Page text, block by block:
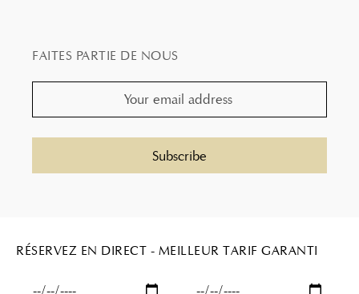
FAITES PARTIE DE NOUS
RÉSERVEZ EN DIRECT - MEILLEUR TARIF GARANTI